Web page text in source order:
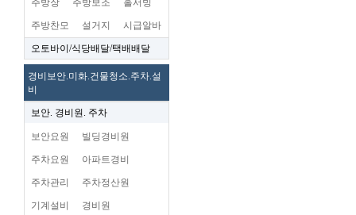
주방장 주방보조 홀서빙
주방찬모 설거지 시급알바
오토바이/식당배달/택배배달
경비보안.미화.건물청소.주차.설
비
보안. 경비원. 주차
보안요원 빌딩경비원
주차요원 아파트경비
주차관리 주차정산원
기계설비 경비원